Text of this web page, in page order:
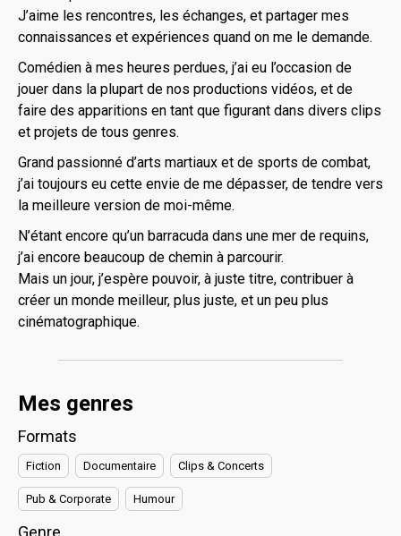
J’aime les rencontres, les échanges, et partager mes
connaissances et expériences quand on me le demande.
Comédien à mes heures perdues, j’ai eu l’occasion de
jouer dans la plupart de nos productions vidéos, et de
faire des apparitions en tant que figurant dans divers clips
et projets de tous genres.
Grand passionné d’arts martiaux et de sports de combat,
j’ai toujours eu cette envie de me dépasser, de tendre vers
la meilleure version de moi-même.
N’étant encore qu’un barracuda dans une mer de requins,
j’ai encore beaucoup de chemin à parcourir.
Mais un jour, j’espère pouvoir, à juste titre, contribuer à
créer un monde meilleur, plus juste, et un peu plus
cinématographique.
Mes genres
Formats
Fiction Documentaire Clips & Concerts
Pub & Corporate Humour
Genre